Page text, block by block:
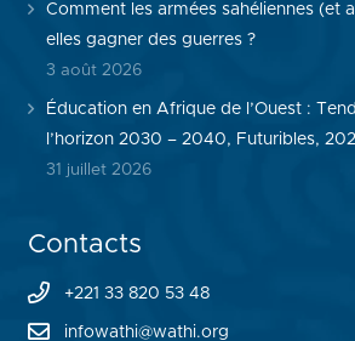
Comment les armées sahéliennes (et
elles gagner des guerres ?
3 août 2026
Éducation en Afrique de l’Ouest :
l’horizon 2030 – 2040, Futuribles,
31 juillet 2026
Contacts
+221 33 820 53 48
infowathi@wathi.org